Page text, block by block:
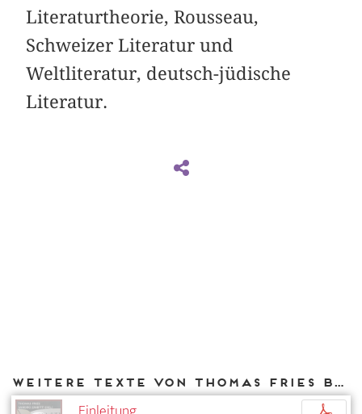
Literaturtheorie, Rousseau,
Schweizer Literatur und
Weltliteratur, deutsch-jüdische
Literatur.
Weitere Texte von Thomas Fries bei DIAPHANES